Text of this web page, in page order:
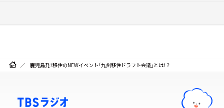
鹿児島発！移住のNEWイベント「九州移住ドラフト会議」とは！？